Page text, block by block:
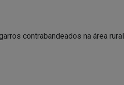
contrabandeados na área rural